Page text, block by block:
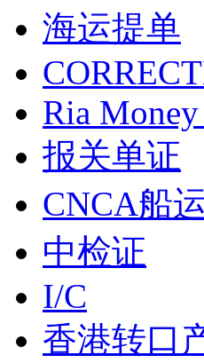
海运提单
Ria
报关单证
CNCA船
中检证
I/C
香港转口